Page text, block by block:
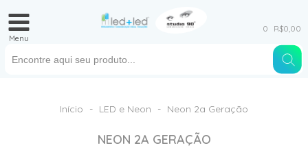
Menu
0 R$0,00
Início - LED e Neon - Neon 2a Geração
NEON 2A GERAÇÃO